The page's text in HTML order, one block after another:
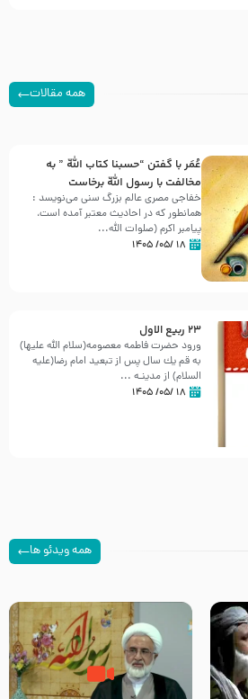
همه مقالات
عُمَر با گفتن “حسبنا كتاب اللّه ” به
مخالفت با رسول اللّه برخاست
خفاجی مصری عالم بزرگ سنی می‌نویسد :
همانطور که در احادیث معتبر آمده است،
پیامبر اکرم (صلوات اللّه...
۱۸ /۰۵/ ۱۴۰۵
23 ربيع الاول
ورود حضرت فاطمه معصومه(سلام الله علیها)
به قم یك سال پس از تبعید امام رضا(علیه
السلام) از مدینـه ...
۱۸ /۰۵/ ۱۴۰۵
همه ویدئو ها